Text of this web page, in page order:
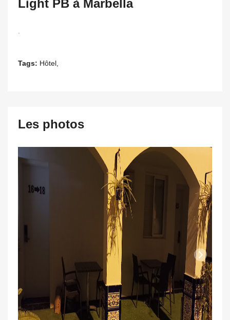
Light PB à Marbella
Tags: Hôtel,
Les photos